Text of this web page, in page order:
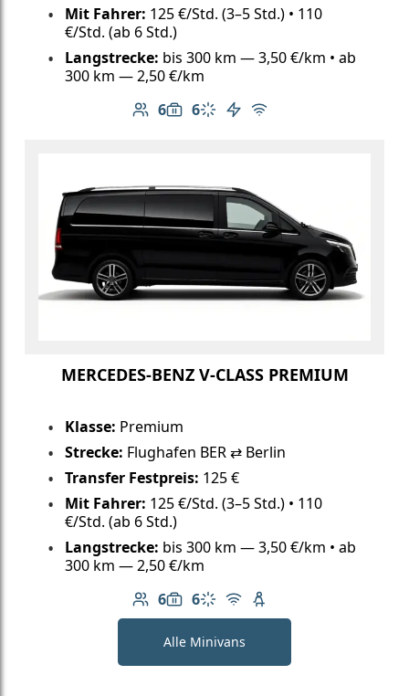
Mit Fahrer: 125 €/Std. (3–5 Std.) • 110
€/Std. (ab 6 Std.)
Langstrecke: bis 300 km — 3,50 €/km • ab
300 km — 2,50 €/km
6
Anzahl der Passagiere: 6
6
Gepäckkapazität: 6
Klimaanlage
Elektrofahrzeug
Kostenloses WLAN
MERCEDES-BENZ V-CLASS PREMIUM
Klasse: Premium
Strecke: Flughafen BER ⇄ Berlin
Transfer Festpreis: 125 €
Mit Fahrer: 125 €/Std. (3–5 Std.) • 110
€/Std. (ab 6 Std.)
Langstrecke: bis 300 km — 3,50 €/km • ab
300 km — 2,50 €/km
6
Anzahl der Passagiere: 6
6
Gepäckkapazität: 6
Klimaanlage
Kostenloses WLAN
Kindersitz verfügbar
Alle Minivans